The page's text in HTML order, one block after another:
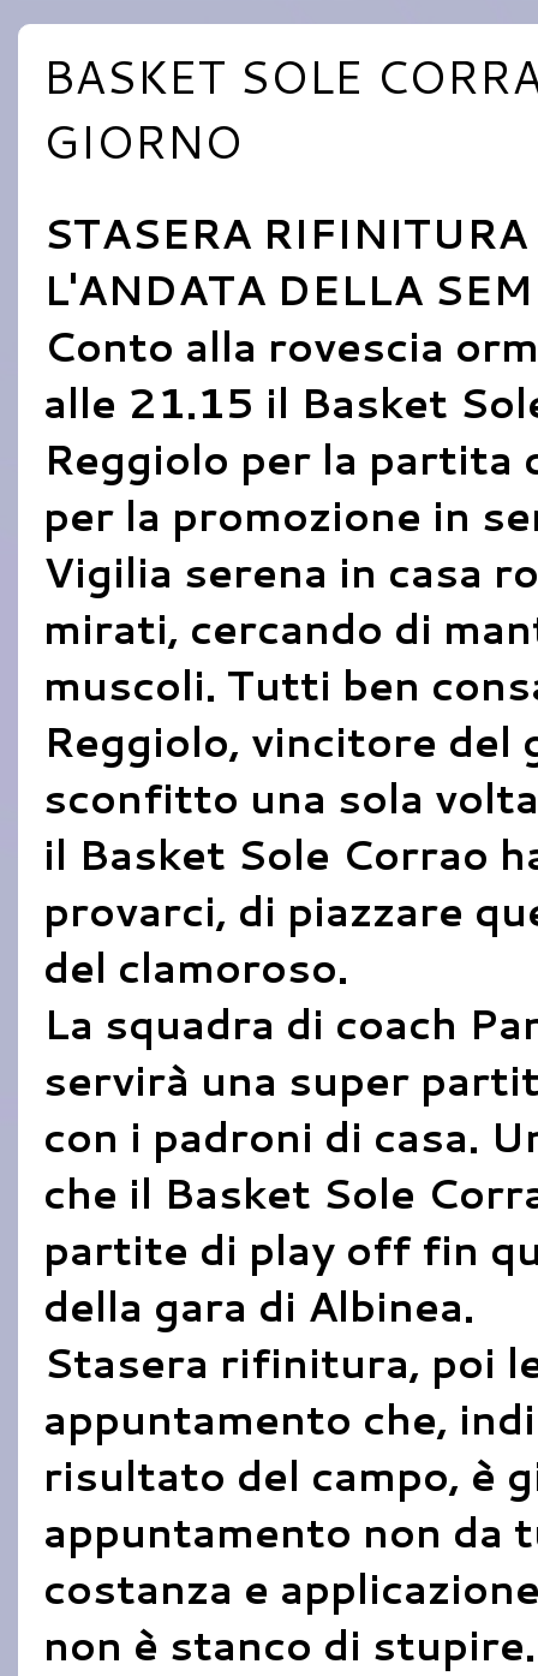
BASKET SOLE
GIORNO
STASERA
L'ANDATA DELLA
Conto alla rovescia
alle 21.15 il Basket
Reggiolo per la partita
per la promozione in
Vigilia serena in casa
mirati, cercando di
muscoli. Tutti ben
Reggiolo, vincitore del
sconfitto una sola
il Basket Sole Corrao
provarci, di piazzare
del clamoroso.
La squadra di coach
servirà una super
con i padroni di casa.
che il Basket Sole
partite di play off fin
della gara di Albinea.
Stasera rifinitura, poi
appuntamento che,
risultato del campo, è
appuntamento non
costanza e
non è stanco di stupire.